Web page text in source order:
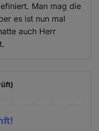
Man mag die
es ist nun mal
auch Herr